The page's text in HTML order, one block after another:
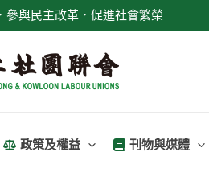
參與民主改革．促進社會繁榮
政策及權益 刊物與媒體